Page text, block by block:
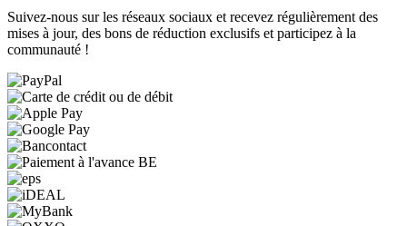
Suivez-nous sur les réseaux sociaux et recevez régulièrement des
mises à jour, des bons de réduction exclusifs et participez à la
communauté !